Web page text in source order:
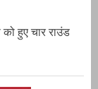
हुए चार राउंड